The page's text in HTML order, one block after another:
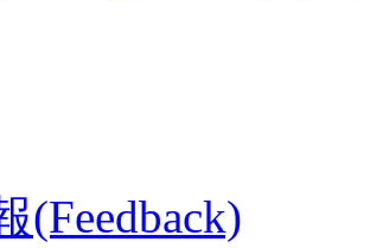
(Feedback)